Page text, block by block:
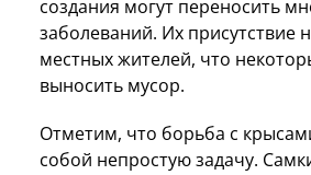
создания могут переносить
заболеваний. Их присутствие
местных жителей, что
выносить мусор.
Отметим, что борьба с
собой непростую задачу.